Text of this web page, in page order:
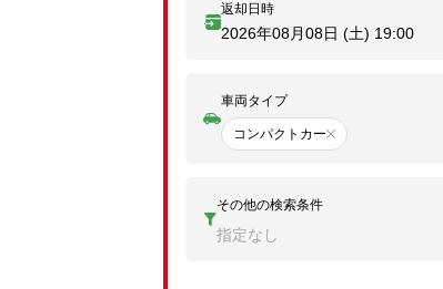
返却日時
2026年08月08日 (土) 19:00
車両タイプ
コンパクトカー
その他の検索条件
指定なし